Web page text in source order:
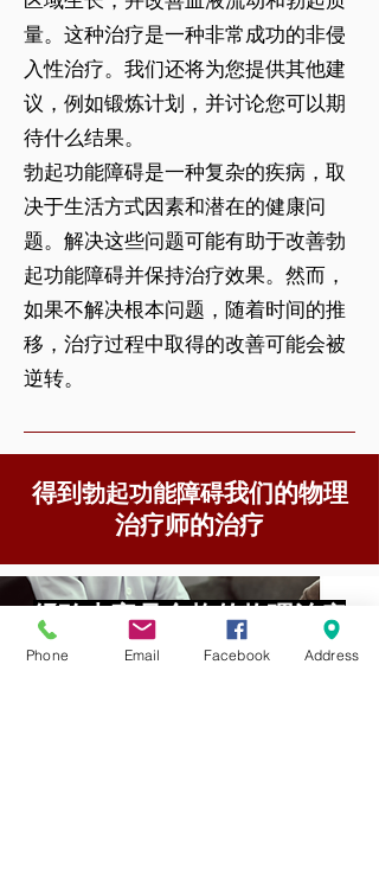
量。这种治疗是一种非常成功的非侵
入性治疗。我们还将为您提供其他建
议，例如锻炼计划，并讨论您可以期
待什么结果。
勃起功能障碍是一种复杂的疾病，取
决于生活方式因素和潜在的健康问
题。解决这些问题可能有助于改善勃
起功能障碍并保持治疗效果。然而，
如果不解决根本问题，随着时间的推
移，治疗过程中取得的改善可能会被
逆转。
得到勃起功能障碍我们的物理
治疗师的治疗
经验丰富且合格的物理治疗
Phone Email Facebook Address